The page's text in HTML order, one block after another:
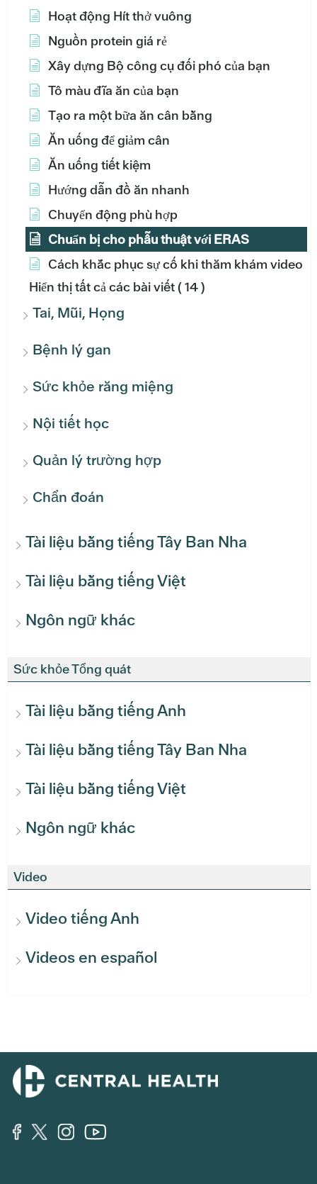
Hoạt động Hít thở vuông
Nguồn protein giá rẻ
Xây dựng Bộ công cụ đối phó của bạn
Tô màu đĩa ăn của bạn
Tạo ra một bữa ăn cân bằng
Ăn uống để giảm cân
Ăn uống tiết kiệm
Hướng dẫn đồ ăn nhanh
Chuyển động phù hợp
Chuẩn bị cho phẫu thuật với ERAS
Cách khắc phục sự cố khi thăm khám video
Hiển thị tất cả các bài viết( 14 )
Tai, Mũi, Họng
Bệnh lý gan
Sức khỏe răng miệng
Nội tiết học
Quản lý trường hợp
Chẩn đoán
Tài liệu bằng tiếng Tây Ban Nha
Tài liệu bằng tiếng Việt
Ngôn ngữ khác
Sức khỏe Tổng quát
Tài liệu bằng tiếng Anh
Tài liệu bằng tiếng Tây Ban Nha
Tài liệu bằng tiếng Việt
Ngôn ngữ khác
Video
Video tiếng Anh
Videos en español